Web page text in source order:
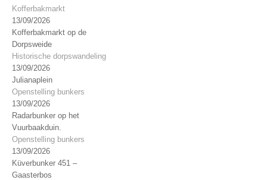
Kofferbakmarkt
13/09/2026
Kofferbakmarkt op de
Dorpsweide
Historische dorpswandeling
13/09/2026
Julianaplein
Openstelling bunkers
13/09/2026
Radarbunker op het
Vuurbaakduin.
Openstelling bunkers
13/09/2026
Küverbunker 451 –
Gaasterbos